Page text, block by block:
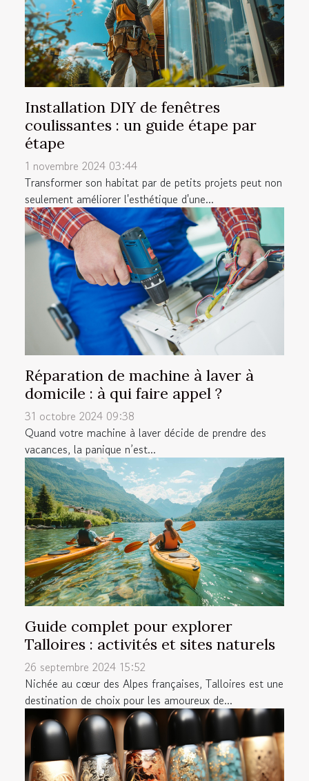
Installation DIY de fenêtres
coulissantes : un guide étape par
étape
1 novembre 2024 03:44
Transformer son habitat par de petits projets peut non
seulement améliorer l'esthétique d'une...
Réparation de machine à laver à
domicile : à qui faire appel ?
31 octobre 2024 09:38
Quand votre machine à laver décide de prendre des
vacances, la panique n’est...
Guide complet pour explorer
Talloires : activités et sites naturels
26 septembre 2024 15:52
Nichée au cœur des Alpes françaises, Talloires est une
destination de choix pour les amoureux de...